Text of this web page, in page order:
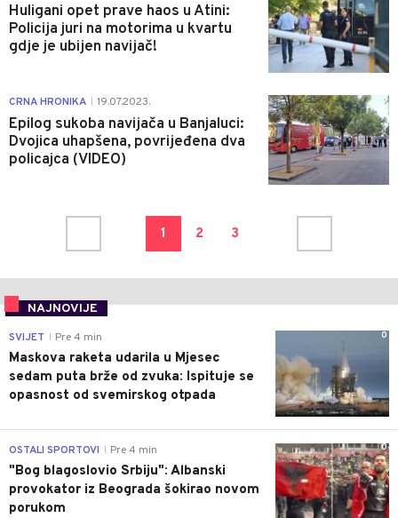
Huligani opet prave haos u Atini:
Policija juri na motorima u kvartu
gdje je ubijen navijač!
CRNA HRONIKA 19.07.2023.
Epilog sukoba navijača u Banjaluci:
Dvojica uhapšena, povrijeđena dva
policajca (VIDEO)
6
1 2 3
NAJNOVIJE
0
SVIJET Pre 4 min
Maskova raketa udarila u Mjesec
sedam puta brže od zvuka: Ispituje se
opasnost od svemirskog otpada
0
OSTALI SPORTOVI Pre 4 min
"Bog blagoslovio Srbiju": Albanski
provokator iz Beograda šokirao novom
porukom